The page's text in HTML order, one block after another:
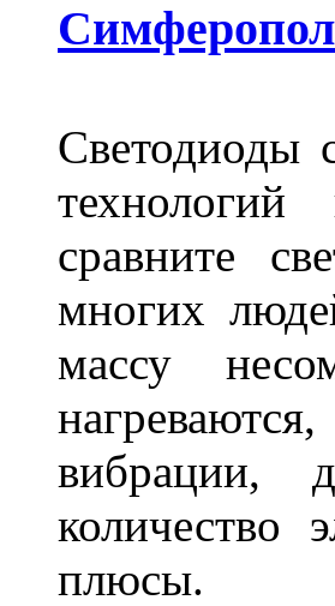
Светодиоды
сравните
многих
массу
вибрации,
количество
плюсы.